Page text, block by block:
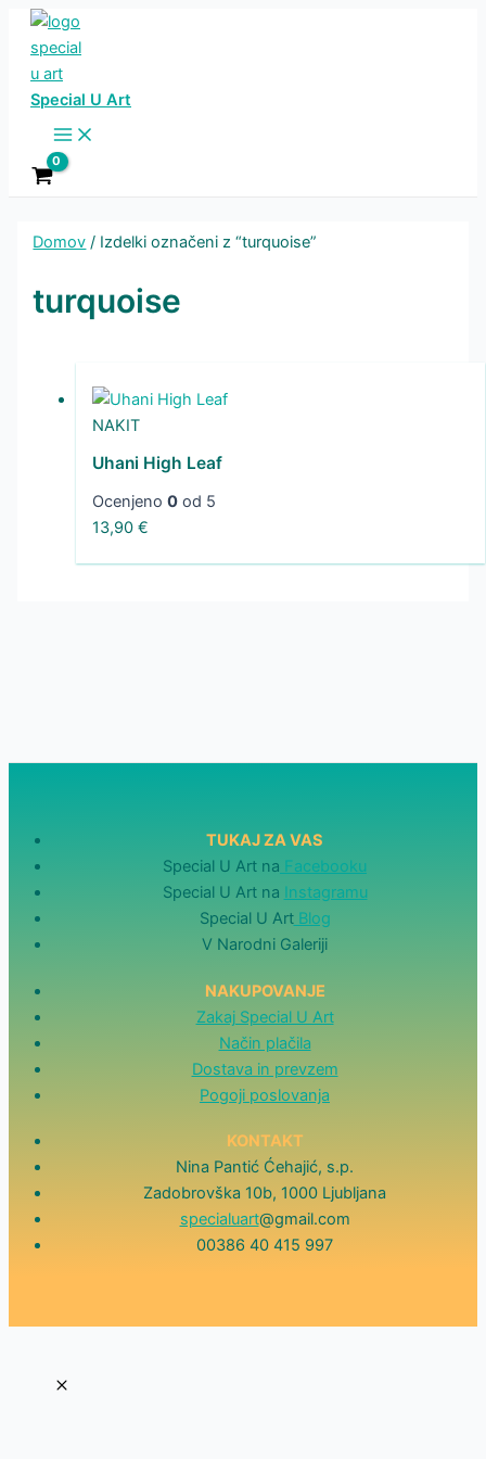
Skip
content
Special U Art
Main
Menu
Domov / Izdelki označeni z “turquoise”
turquoise
NAKIT
Uhani High Leaf
Ocenjeno0 od 5
13,90€
TUKAJ ZA VAS
Special U Art na Facebooku
Special U Art na Instagramu
Special U ArtBlog
V Narodni Galeriji
NAKUPOVANJE
Zakaj Special U Art
Način plačila
Dostava in prevzem
Pogoji poslovanja
KONTAKT
Nina Pantić Ćehajić, s.p.
Zadobrovška 10b, 1000 Ljubljana
specialuart@gmail.com
00386 40 415 997